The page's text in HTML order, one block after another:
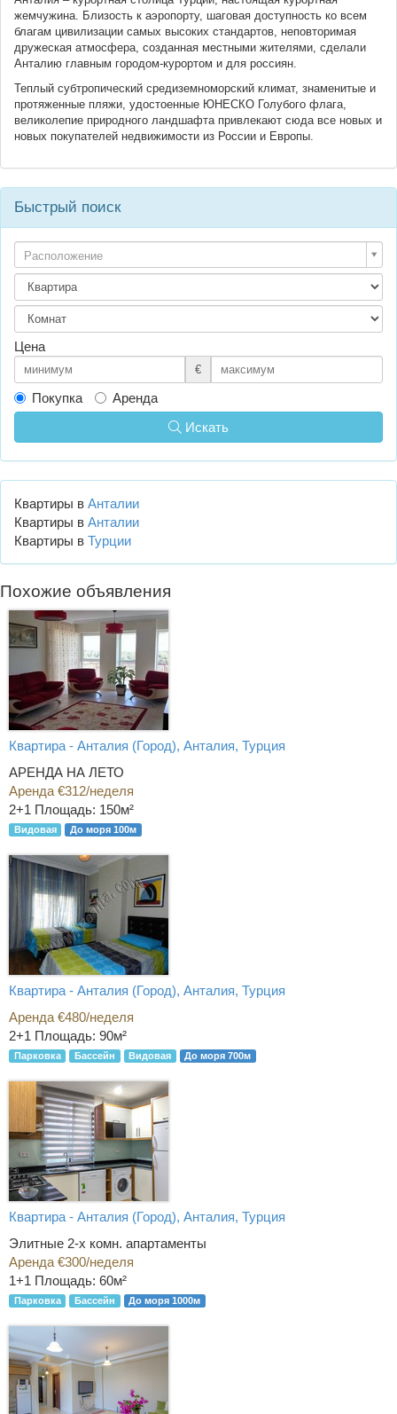
жемчужина. Близость к аэропорту, шаговая доступность ко всем
благам цивилизации самых высоких стандартов, неповторимая
дружеская атмосфера, созданная местными жителями, сделали
Анталию главным городом-курортом и для россиян.
Теплый субтропический средиземноморский климат, знаменитые и
протяженные пляжи, удостоенные ЮНЕСКО Голубого флага,
великолепие природного ландшафта привлекают сюда все новых и
новых покупателей недвижимости из России и Европы.
Быстрый поиск
Расположение
Цена
€
Покупка
Аренда
Искать
Квартиры в Анталии
Квартиры в Анталии
Квартиры в Турции
Похожие объявления
Квартира - Анталия (Город), Анталия, Турция
АРЕНДА НА ЛЕТО
Аренда €312/неделя
2+1 Площадь: 150м²
Видовая До моря 100м
Квартира - Анталия (Город), Анталия, Турция
Аренда €480/неделя
2+1 Площадь: 90м²
Парковка Бассейн Видовая До моря 700м
Квартира - Анталия (Город), Анталия, Турция
Элитные 2-х комн. апартаменты
Аренда €300/неделя
1+1 Площадь: 60м²
Парковка Бассейн До моря 1000м